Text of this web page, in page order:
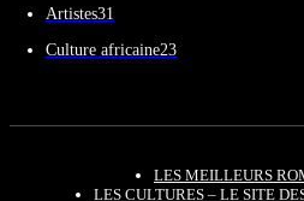
Artistes31
Culture africaine23
LES MEILLEURS
LES CULTURES – LE SITE